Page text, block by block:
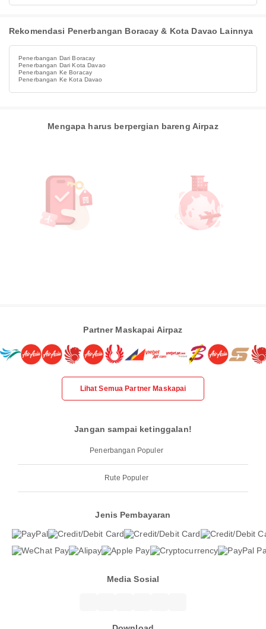
Rekomendasi Penerbangan Boracay & Kota Davao Lainnya
Penerbangan Dari Boracay
Penerbangan Dari Kota Davao
Penerbangan Ke Boracay
Penerbangan Ke Kota Davao
Mengapa harus berpergian bareng Airpaz
Partner Maskapai Airpaz
Lihat Semua Partner Maskapai
Jangan sampai ketinggalan!
Penerbangan Populer
Rute Populer
Jenis Pembayaran
Media Sosial